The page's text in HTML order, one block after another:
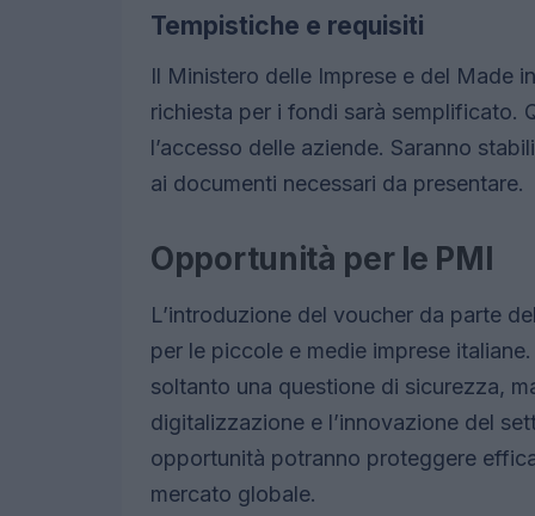
Tempistiche e requisiti
Il Ministero delle Imprese e del Made
richiesta per i fondi sarà semplificato.
l’accesso delle aziende. Saranno
ai documenti necessari da presentare.
Opportunità per le PMI
L’introduzione del voucher da parte
per le piccole e medie imprese
soltanto una questione di sicurezza,
digitalizzazione e l’innovazione del
opportunità potranno proteggere
mercato globale.